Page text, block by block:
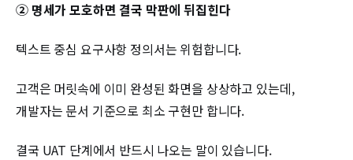
② 명세가 모호하면 결국 막판에 뒤집힌다
텍스트 중심 요구사항 정의서는 위험합니다.
고객은 머릿속에 이미 완성된 화면을 상상하고 있는데,
개발자는 문서 기준으로 최소 구현만 합니다.
결국 UAT 단계에서 반드시 나오는 말이 있습니다.